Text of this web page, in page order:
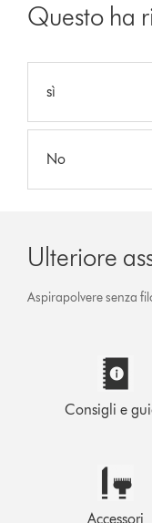
Questo ha
sì
No
Ulteriore
Aspirapolvere senza
Consigli e
Accessori